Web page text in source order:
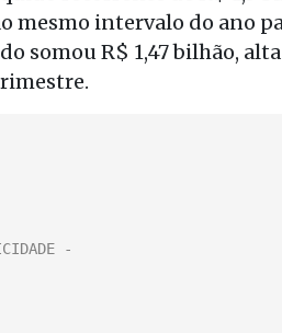
mesmo intervalo do ano
R$ 1,47 bilhão, alta